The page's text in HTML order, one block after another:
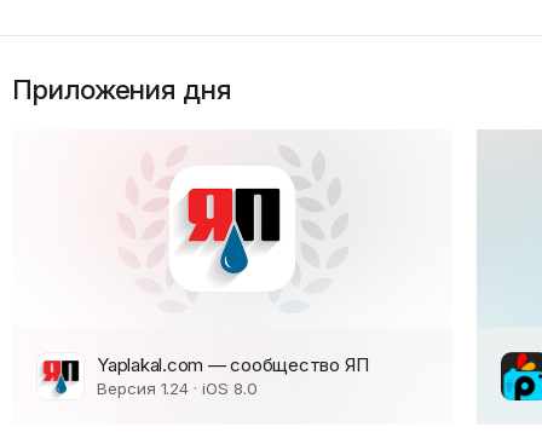
Приложения дня
Yaplakal.com — сообщество ЯП
Версия 1.24 · iOS 8.0